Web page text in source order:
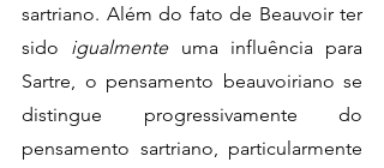
sartriano. Além do fato de Beauvoir ter
sido igualmente uma influência para
Sartre, o pensamento beauvoiriano se
distingue progressivamente do
pensamento sartriano, particularmente